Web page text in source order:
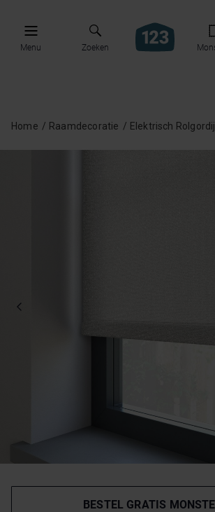
Menu Zoeken
Home Raamdecoratie Elektrisch
BESTEL GRATIS